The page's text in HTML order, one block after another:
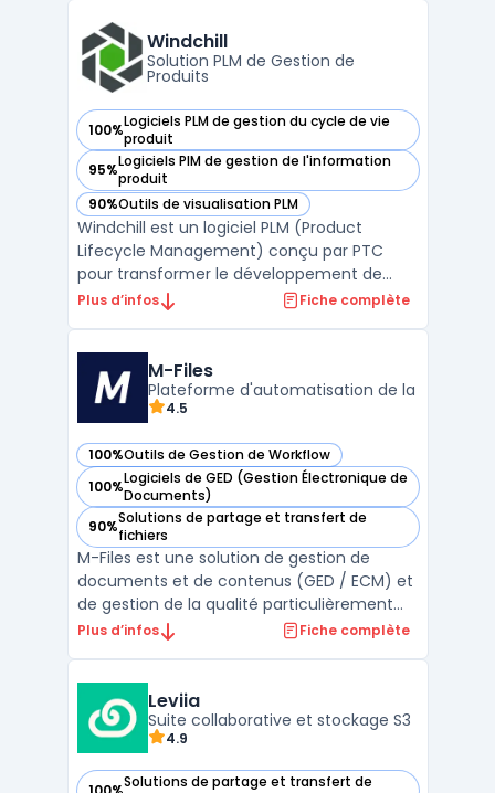
documents, access relevant information,
communicate with each other, and comple
...
Windchill
Solution PLM de Gestion de
Produits
100%Logiciels PLM de gestion du cycle de vie
produit
— voir Windchill dans cette catégorie
95%Logiciels PIM de gestion de l'information
produit
— voir Windchill dans cette catégorie
90%Outils de visualisation PLM
— voir Windchill dans cette catégorie
Windchill est un logiciel PLM (Product
Lifecycle Management) conçu par PTC
pour transformer le développement de
produits. Il permet une collaboration
à Windchill, les utilisateurs peuvent
identifier rapidement la ...
Plus d’infos Fiche complète
M-Files
Plateforme d'automatisation de la
4.5
100%Outils de Gestion de Workflow
— voir M-Files dans cette catégorie
100%Logiciels de GED (Gestion Électronique de
Documents)
— voir M-Files dans cette catégorie
90%Solutions de partage et transfert de
fichiers
— voir M-Files dans cette catégorie
M-Files est une solution de gestion de
documents et de contenus (GED / ECM) et
de gestion de la qualité particulièrement
adaptée aux entreprises et utilisateurs qui
documents.M-Files est suffisamment
flexible pour répondre au ...
Plus d’infos Fiche complète
Leviia
Suite collaborative et stockage S3
4.9
Solutions de partage et transfert de